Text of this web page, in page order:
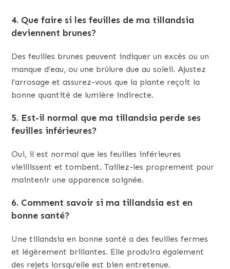
4. Que faire si les feuilles de ma tillandsia
deviennent brunes?
Des feuilles brunes peuvent indiquer un excès ou un
manque d’eau, ou une brûlure due au soleil. Ajustez
l’arrosage et assurez-vous que la plante reçoit la
bonne quantité de lumière indirecte.
5. Est-il normal que ma tillandsia perde ses
feuilles inférieures?
Oui, il est normal que les feuilles inférieures
vieillissent et tombent. Taillez-les proprement pour
maintenir une apparence soignée.
6. Comment savoir si ma tillandsia est en
bonne santé?
Une tillandsia en bonne santé a des feuilles fermes
et légèrement brillantes. Elle produira également
des rejets lorsqu’elle est bien entretenue.